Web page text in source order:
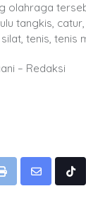
olahraga
tangkis,
tenis, tenis
– Redaksi
Print
Share